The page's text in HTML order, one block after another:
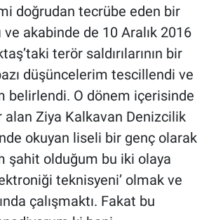
doğrudan tecrübe eden bir
ve akabinde de 10 Aralık 2016
terör saldırılarının bir
düşüncelerim tescillendi ve
belirlendi. O dönem içerisinde
alan Ziya Kalkavan Denizcilik
okuyan liseli bir genç olarak
şahit olduğum bu iki olaya
teknisyeni’ olmak ve
çalışmaktı. Fakat bu